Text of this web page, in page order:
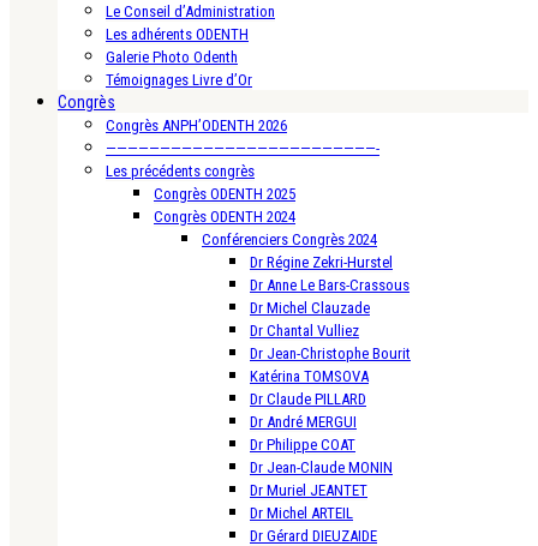
Le Conseil d’Administration
Les adhérents ODENTH
Galerie Photo Odenth
Témoignages Livre d’Or
Congrès
Congrès ANPH’ODENTH 2026
—————————————————————————-
Les précédents congrès
Congrès ODENTH 2025
Congrès ODENTH 2024
Conférenciers Congrès 2024
Dr Régine Zekri-Hurstel
Dr Anne Le Bars-Crassous
Dr Michel Clauzade
Dr Chantal Vulliez
Dr Jean-Christophe Bourit
Katérina TOMSOVA
Dr Claude PILLARD
Dr André MERGUI
Dr Philippe COAT
Dr Jean-Claude MONIN
Dr Muriel JEANTET
Dr Michel ARTEIL
Dr Gérard DIEUZAIDE